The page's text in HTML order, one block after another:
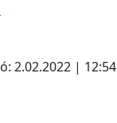
2.02.2022 | 12:54